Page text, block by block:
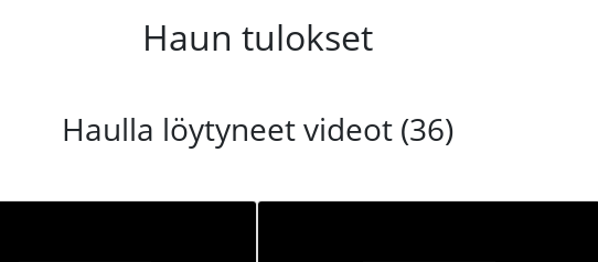
Haun tulokset
Haulla löytyneet videot (36)